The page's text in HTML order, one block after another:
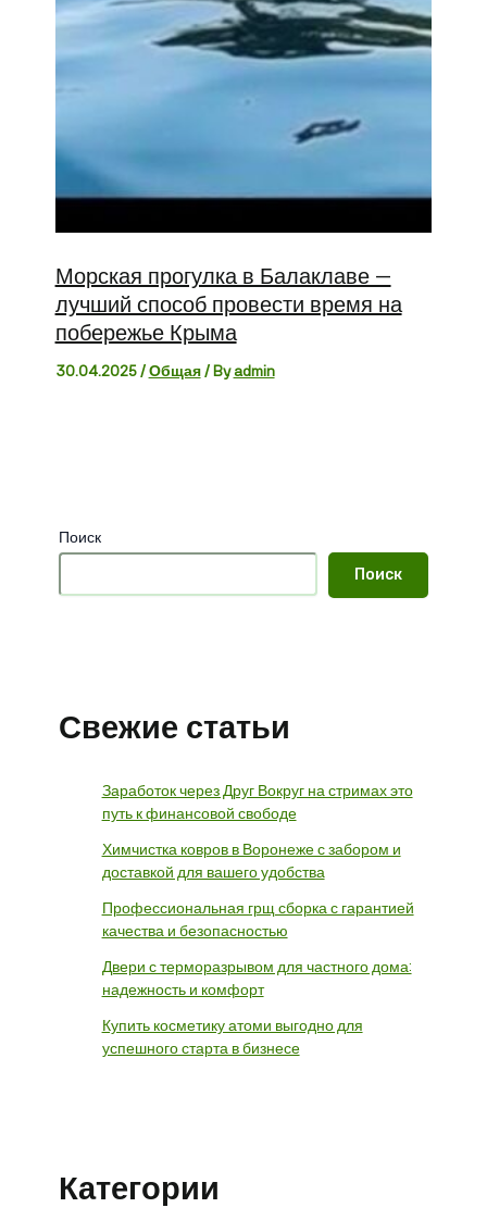
Морская прогулка в Балаклаве —
лучший способ провести время на
побережье Крыма
30.04.2025/Общая/ Byadmin
Поиск
Поиск
Свежие статьи
Заработок через Друг Вокруг на стримах это
путь к финансовой свободе
Химчистка ковров в Воронеже с забором и
доставкой для вашего удобства
Профессиональная грщ сборка с гарантией
качества и безопасностью
Двери с терморазрывом для частного дома:
надежность и комфорт
Купить косметику атоми выгодно для
успешного старта в бизнесе
Категории